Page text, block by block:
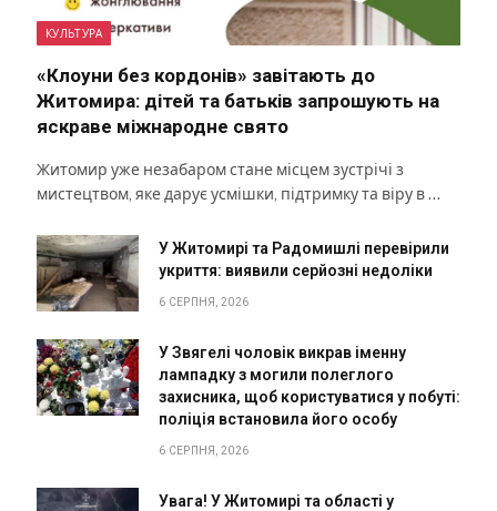
КУЛЬТУРА
«Клоуни без кордонів» завітають до
Житомира: дітей та батьків запрошують на
яскраве міжнародне свято
Житомир уже незабаром стане місцем зустрічі з
мистецтвом, яке дарує усмішки, підтримку та віру в …
У Житомирі та Радомишлі перевірили
укриття: виявили серйозні недоліки
6 СЕРПНЯ, 2026
У Звягелі чоловік викрав іменну
лампадку з могили полеглого
захисника, щоб користуватися у побуті:
поліція встановила його особу
6 СЕРПНЯ, 2026
Увага! У Житомирі та області у